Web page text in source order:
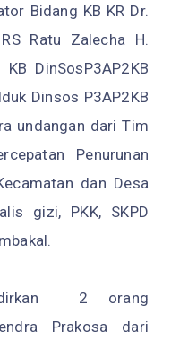
Bidang KB KR Dr.
Ratu Zalecha H.
DinSosP3AP2KB
Dinsos P3AP2KB
undangan dari Tim
Penurunan
dan Desa
gizi, PKK, SKPD
2 orang
Prakosa dari